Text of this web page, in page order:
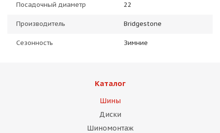
Посадочный диаметр 22
Производитель Bridgestone
Сезонность Зимние
Каталог
Шины
Диски
Шиномонтаж